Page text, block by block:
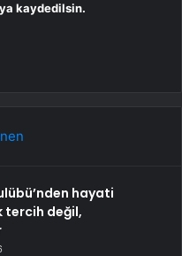
kaydedilsin.
hayati
tercih değil,